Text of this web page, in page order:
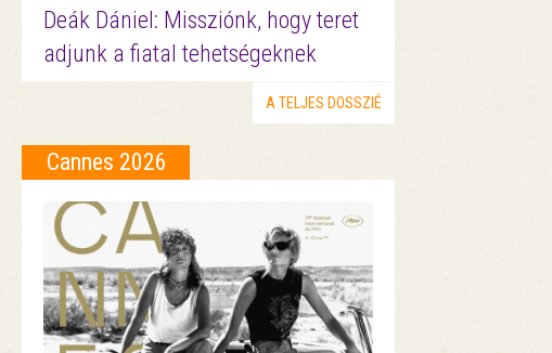
Deák Dániel: Missziónk, hogy teret
adjunk a fiatal tehetségeknek
A TELJES DOSSZIÉ
Cannes 2026